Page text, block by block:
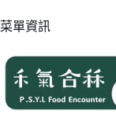
菜單資訊